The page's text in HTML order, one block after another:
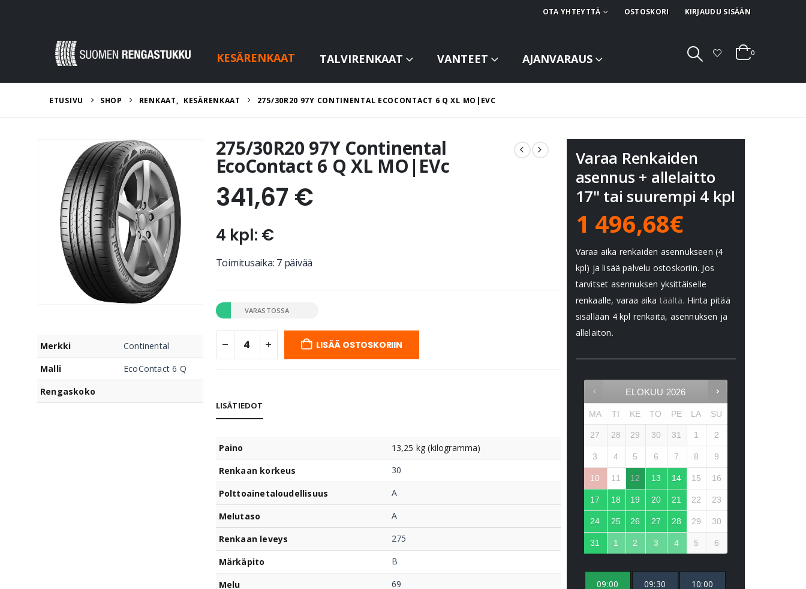
OTA YHTEYTTÄ OSTOSKORI KIRJAUDU SISÄÄN
KESÄRENKAAT TALVIRENKAAT VANTEET AJANVARAUS 0
ETUSIVU SHOP RENKAAT, KESÄRENKAAT 275/30R20 97Y CONTINENTAL ECOCONTACT 6 Q XL MO|EVC
Merkki
Continental
Malli
EcoContact 6 Q
Rengaskoko
275/30R20 97Y Continental
EcoContact 6 Q XL MO|EVc
341,67 €
4 kpl: €
Toimitusaika: 7 päivää
VARASTOSSA
LISÄÄ OSTOSKORIIN
LISÄTIEDOT
Paino
13,25 kg (kilogramma)
Renkaan korkeus
30
Polttoainetaloudellisuus A
Melutaso A
Renkaan leveys 275
Märkäpito B
Melu 69
Varaa Renkaiden
asennus + allelaitto
17" tai suurempi 4 kpl
1 496,68€
Varaa aika renkaiden asennukseen (4
kpl) ja lisää palvelu ostoskoriin. Jos
tarvitset asennuksen yksittäiselle
renkaalle, varaa aika täältä. Hinta pitää
sisällään 4 kpl renkaita, asennuksen ja
allelaiton.
ELOKUU 2026
MA TI KE TO PE LA SU
27 28 29 30 31 1 2
3 4 5 6 7 8 9
10 11 12 13 14 15 16
17 18 19 20 21 22 23
24 25 26 27 28 29 30
31 1 2 3 4 5 6
09:00 09:30 10:00